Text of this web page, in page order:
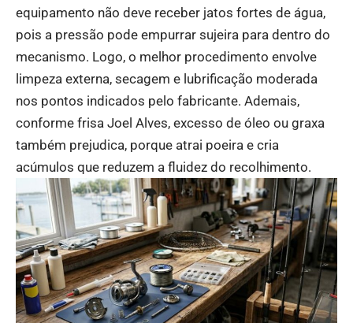
equipamento não deve receber jatos fortes de água,
pois a pressão pode empurrar sujeira para dentro do
mecanismo. Logo, o melhor procedimento envolve
limpeza externa, secagem e lubrificação moderada
nos pontos indicados pelo fabricante. Ademais,
conforme frisa Joel Alves, excesso de óleo ou graxa
também prejudica, porque atrai poeira e cria
acúmulos que reduzem a fluidez do recolhimento.